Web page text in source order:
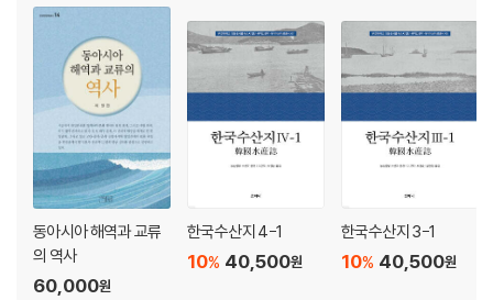
동아시아 해역과 교류
의 역사
60,000원
한국수산지 4-1
40,500원
10%
한국수산지 3-1
40,500원
10%